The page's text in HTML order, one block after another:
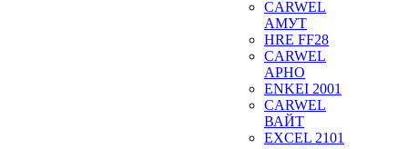
CARWEL
АМУТ
HRE FF28
CARWEL
АРНО
ENKEI 2001
CARWEL
ВАЙТ
EXCEL 2101